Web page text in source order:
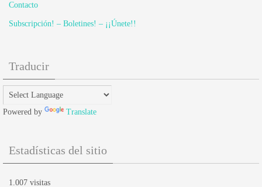
Contacto
Subscripción! – Boletines! – ¡¡Únete!!
Traducir
Powered by Translate
Estadísticas del sitio
1.007 visitas